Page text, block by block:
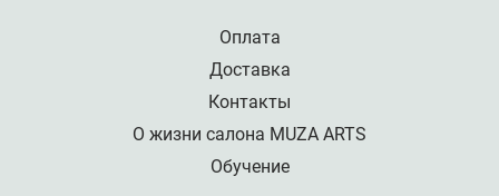
Оплата
Доставка
Контакты
О жизни салона MUZA ARTS
Обучение